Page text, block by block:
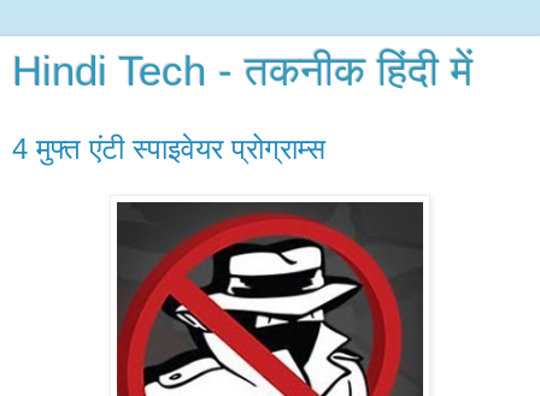
Hindi Tech - तकनीक हिंदी में
4 मुफ्त एंटी स्पाइवेयर प्रोग्राम्स